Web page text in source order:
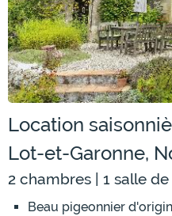
Location
Lot-et-Garonne,
2 chambres | 1 salle
Beau pigeonnier